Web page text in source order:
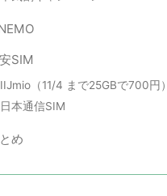
SIM
IIJmio（11/4 まで25GBで700円）
日本通信SIM
め